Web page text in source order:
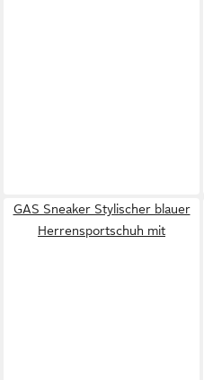
GAS Sneaker Stylischer blauer
Herrensportschuh mit